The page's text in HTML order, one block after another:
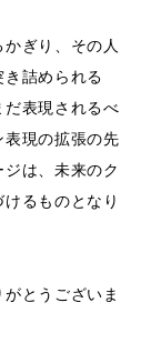
ぎり、その人
詰められる
表現されるべ
表現の拡張の先
は、未来のク
るものとなり
とうございま